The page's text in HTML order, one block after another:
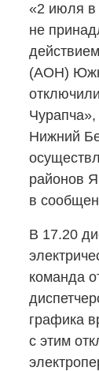
«2 июля в
не
(АОН)
Нижний
районов
в
В 17.20
команда
графика
с этим